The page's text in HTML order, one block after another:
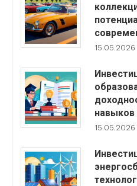
15.05.2026
навыков
15.05.2026